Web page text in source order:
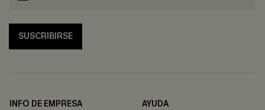
SUSCRIBIRSE
INFO DE EMPRESA
AYUDA